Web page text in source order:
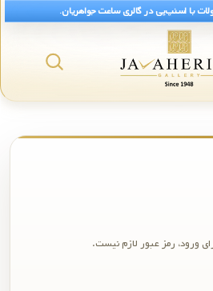
با اسنپ‌پی در گالری ساعت جواهریان.
ورود، رمز عبور لازم نیست.